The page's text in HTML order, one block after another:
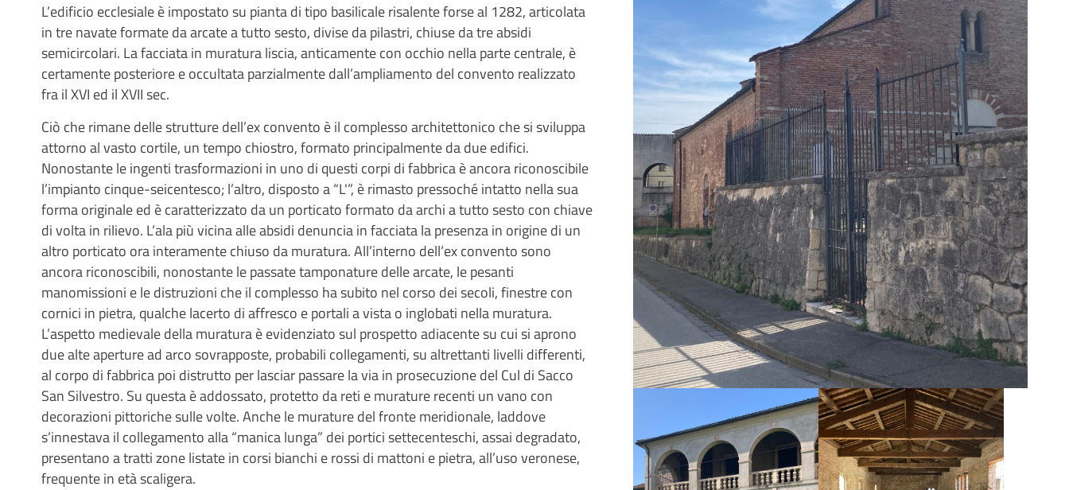
L’edificio ecclesiale è impostato su pianta di tipo basilicale risalente forse al 1282, articolata
in tre navate formate da arcate a tutto sesto, divise da pilastri, chiuse da tre absidi
semicircolari. La facciata in muratura liscia, anticamente con occhio nella parte centrale, è
certamente posteriore e occultata parzialmente dall’ampliamento del convento realizzato
fra il XVI ed il XVII sec.
Ciò che rimane delle strutture dell’ex convento è il complesso architettonico che si sviluppa
attorno al vasto cortile, un tempo chiostro, formato principalmente da due edifici.
Nonostante le ingenti trasformazioni in uno di questi corpi di fabbrica è ancora riconoscibile
l’impianto cinque-seicentesco; l’altro, disposto a “L'”, è rimasto pressoché intatto nella sua
forma originale ed è caratterizzato da un porticato formato da archi a tutto sesto con chiave
di volta in rilievo. L’ala più vicina alle absidi denuncia in facciata la presenza in origine di un
altro porticato ora interamente chiuso da muratura. All’interno dell’ex convento sono
ancora riconoscibili, nonostante le passate tamponature delle arcate, le pesanti
manomissioni e le distruzioni che il complesso ha subito nel corso dei secoli, finestre con
cornici in pietra, qualche lacerto di affresco e portali a vista o inglobati nella muratura.
L’aspetto medievale della muratura è evidenziato sul prospetto adiacente su cui si aprono
due alte aperture ad arco sovrapposte, probabili collegamenti, su altrettanti livelli differenti,
al corpo di fabbrica poi distrutto per lasciar passare la via in prosecuzione del Cul di Sacco
San Silvestro. Su questa è addossato, protetto da reti e murature recenti un vano con
decorazioni pittoriche sulle volte. Anche le murature del fronte meridionale, laddove
s’innestava il collegamento alla “manica lunga” dei portici settecenteschi, assai degradato,
presentano a tratti zone listate in corsi bianchi e rossi di mattoni e pietra, all’uso veronese,
frequente in età scaligera.